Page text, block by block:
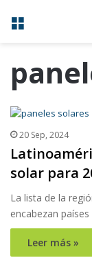
Menú
20 Sep, 2024
solar para
La lista de la
encabezan
Leer más »